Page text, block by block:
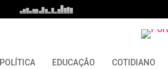
POLÍTICA EDUCAÇÃO COTIDIANO